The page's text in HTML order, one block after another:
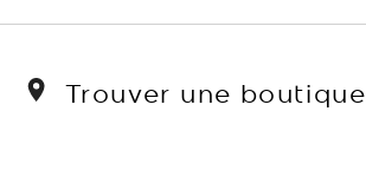
Trouver une boutique